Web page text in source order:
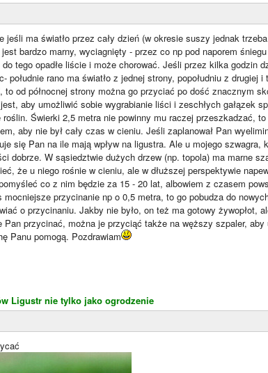
jeśli ma światło przez cały dzień (w okresie suszy jednak
bardzo marny, wyciagnięty - przez co np pod naporem
tego opadłe liście i może chorować. Jeśli przez kilka godzin
południe rano ma światło z jednej strony, popołudniu z
to od północnej strony można go przyciać po dość znacznym
aby umożliwić sobie wygrabianie liści i zeschłych gałązek
roślin. Świerki 2,5 metra nie powinny mu raczej przeszkadzać,
aby nie był cały czas w cieniu. Jeśli zaplanował Pan
się Pan na ile mają wpływ na ligustra. Ale u mojego szwagra,
dobrze. W sąsiedztwie dużych drzew (np. topola) ma marne
że u niego rośnie w cieniu, ale w dłuższej perspektywie
co z nim będzie za 15 - 20 lat, albowiem z czasem
przycinanie np o 0,5 metra, to go pobudza do
o przycinaniu. Jakby nie było, on też ma gotowy żywopłot,
przycinać, można je przyciąć także na węższy szpaler, aby
Panu pomogą. Pozdrawiam
Ligustr nie tylko jako ogrodzenie